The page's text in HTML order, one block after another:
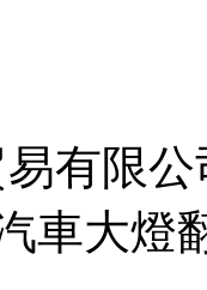
有限
車大燈